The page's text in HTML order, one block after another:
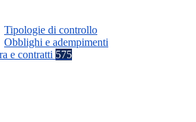
Tipologie di controllo
Obblighi e adempimenti
e contratti 575